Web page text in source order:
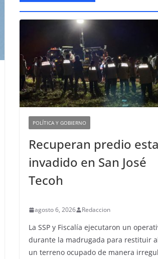
POLÍTICA Y GOBIERNO
Recuperan predio
invadido en San José
Tecoh
agosto 6, 2026 Redaccion
La SSP y Fiscalía ejecutaron un
durante la madrugada para restituir al
un terreno ocupado de manera